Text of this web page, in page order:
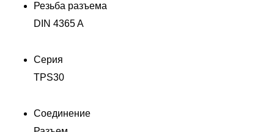
Резьба разъема
DIN 4365 A
Серия
TPS30
Соединение